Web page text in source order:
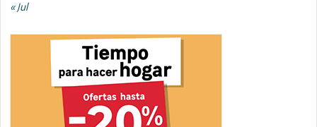
« Jul